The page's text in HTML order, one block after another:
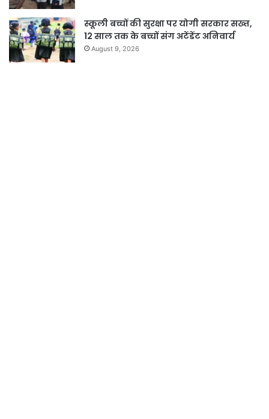
स्कूली बच्चों की सुरक्षा पर योगी सरकार सख्त,
12 साल तक के बच्चों संग अटेंडेंट अनिवार्य
August 9, 2026